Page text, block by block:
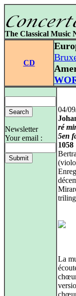
The Classical Music
CD
Newsletter
Your email :
04/
ré
5en
1058
La